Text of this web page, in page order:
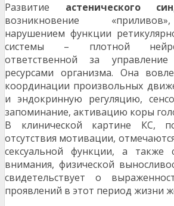
Развитие астенического
возникновение
нарушением функции
системы – плотной
ответственной за управление
ресурсами организма. Она
координации произвольных
и эндокринную регуляцию,
запоминание, активацию коры
В клинической картине КС,
отсутствия мотивации,
сексуальной функции, а также
внимания, физической
свидетельствует о
проявлений в этот период жизни